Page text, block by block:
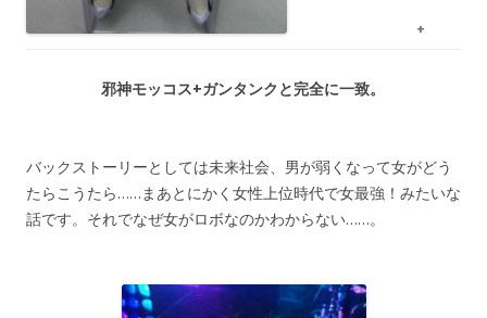
+
邪神モッコス+ガンタンクと完全に一致。
バックストーリーとしては未来社会、男が弱くなって女がどう
たらこうたら……まあとにかく女性上位時代で女最強！みたいな
話です。それでなぜ女がロボなのかわからない……。